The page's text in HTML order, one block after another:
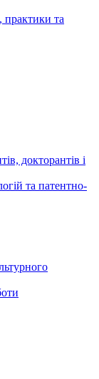
практики та
докторантів і
та патентно-